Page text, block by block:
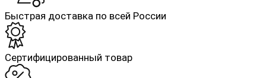
Быстрая доставка по всей России
Cертифицированный товар